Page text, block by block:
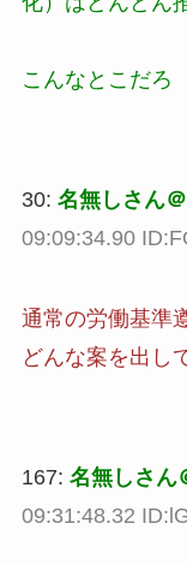
こんなとこだろ
30: 名無しさん
09:09:34.90
通常の労働基準
どんな案を出し
167: 名無しさん
09:31:48.32